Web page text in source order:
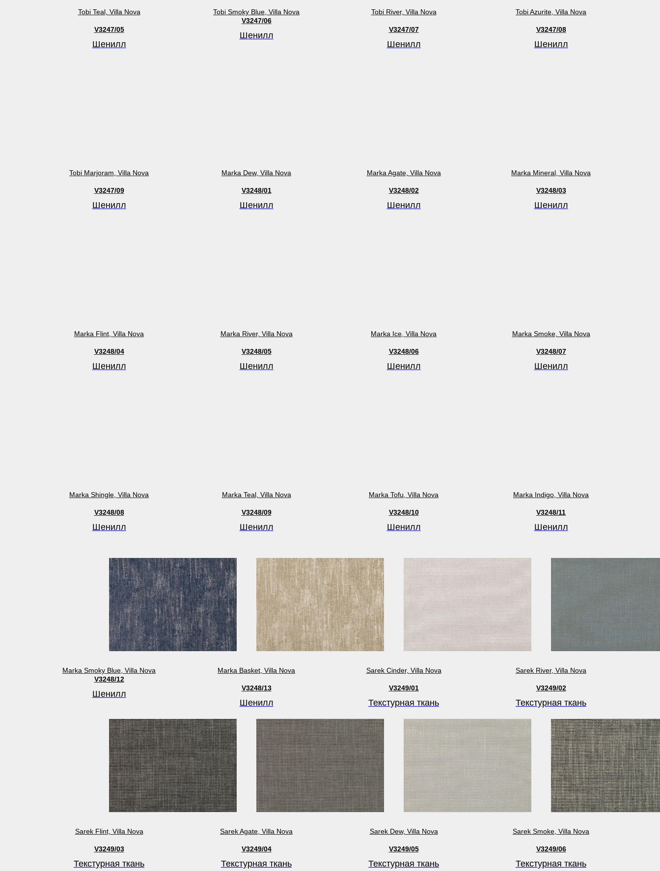
Tobi Teal, Villa Nova
V3247/05
Шенилл
Tobi Smoky Blue, Villa Nova
V3247/06
Шенилл
Tobi River, Villa Nova
V3247/07
Шенилл
Tobi Azurite, Villa Nova
V3247/08
Шенилл
Tobi Marjoram, Villa Nova
V3247/09
Шенилл
Marka Dew, Villa Nova
V3248/01
Шенилл
Marka Agate, Villa Nova
V3248/02
Шенилл
Marka Mineral, Villa Nova
V3248/03
Шенилл
Marka Flint, Villa Nova
V3248/04
Шенилл
Marka River, Villa Nova
V3248/05
Шенилл
Marka Ice, Villa Nova
V3248/06
Шенилл
Marka Smoke, Villa Nova
V3248/07
Шенилл
Marka Shingle, Villa Nova
V3248/08
Шенилл
Marka Teal, Villa Nova
V3248/09
Шенилл
Marka Tofu, Villa Nova
V3248/10
Шенилл
Marka Indigo, Villa Nova
V3248/11
Шенилл
Marka Smoky Blue, Villa Nova
V3248/12
Шенилл
Marka Basket, Villa Nova
V3248/13
Шенилл
Sarek Cinder, Villa Nova
V3249/01
Текстурная ткань
Sarek River, Villa Nova
V3249/02
Текстурная ткань
Sarek Flint, Villa Nova
V3249/03
Текстурная ткань
Sarek Agate, Villa Nova
V3249/04
Текстурная ткань
Sarek Dew, Villa Nova
V3249/05
Текстурная ткань
Sarek Smoke, Villa Nova
V3249/06
Текстурная ткань